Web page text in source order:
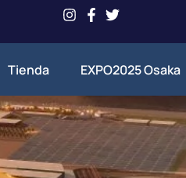
Tienda EXPO2025 Osaka